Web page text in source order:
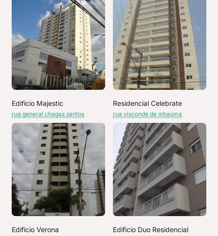
Edifício Majestic
rua general chagas santos
Residencial Celebrate
rua visconde de inhaúma
Edificio Verona Edificio Duo Residencial